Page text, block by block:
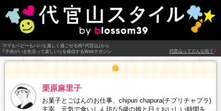
ママもベビーもパパも楽しく過ごせる街｢代官山｣から
｢子供がいる生活って楽しい!｣を発信するWebマガジン
代官山ってどんな街？
栗原麻里子
お菓子とごはんのお仕事、chipuri chapura(チプリチャプラ)
主宰。元気で食いしん坊な5歳の娘と日々おいしい時間を